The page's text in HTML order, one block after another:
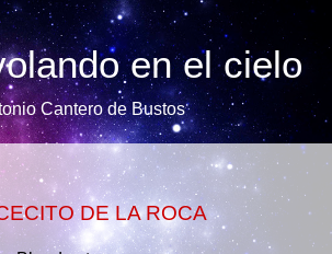
en el cielo
Cantero de Bustos
DE LA ROCA